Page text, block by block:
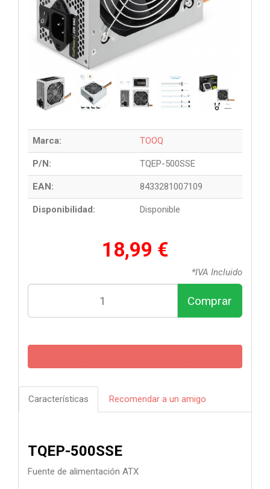
Marca: TOOQ
P/N: TQEP-500SSE
EAN: 8433281007109
Disponibilidad: Disponible
18,99 €
*IVA Incluido
Comprar
Características Recomendar a un amigo
TQEP-500SSE
Fuente de alimentación ATX